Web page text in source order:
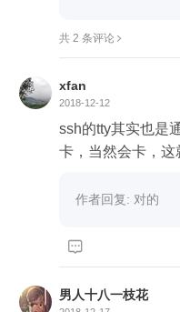
共 2 条评论
xfan
2018-12-12
ssh的tty其实也是
卡，当然会卡，
作者回复: 对的

男人十八一枝花